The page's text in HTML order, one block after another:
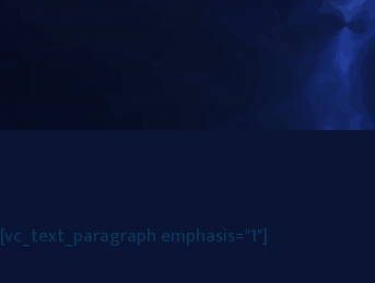
[vc_text_paragraph emphasis="1"]